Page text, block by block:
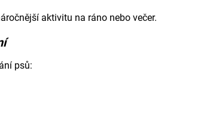
aktivitu na ráno nebo večer.
psů: